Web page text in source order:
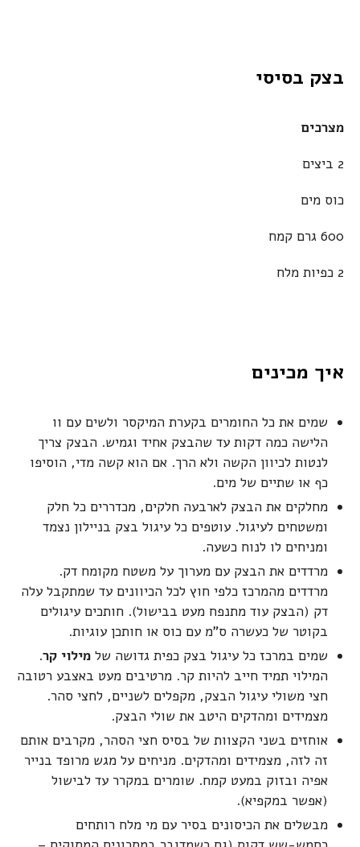
בצק בסיסי
מצרכים
2 ביצים
כוס מים
600 גרם קמח
2 כפיות מלח
איך מכינים
שמים את כל החומרים בקערת המיקסר ולשים עם וו
הלישה כמה דקות עד שהבצק אחיד וגמיש. הבצק צריך
לנטות לכיוון הקשה ולא הרך. אם הוא קשה מדי, הוסיפו
כף או שתיים של מים.
מחלקים את הבצק לארבעה חלקים, מכדררים כל חלק
ומשטחים לעיגול. עוטפים כל עיגול בצק בניילון נצמד
ומניחים לו לנוח כשעה.
מרדדים את הבצק עם מערוך על משטח מקומח דק.
מרדדים מהמרכז כלפי חוץ לכל הכיוונים עד שמתקבל עלה
דק (הבצק עוד מתנפח מעט בבישול). חותכים עיגולים
בקוטר של כעשרה ס"מ עם כוס או חותכן עוגיות.
שמים במרכז כל עיגול בצק כפית גדושה של מילוי קר.
המילוי תמיד חייב להיות קר. מרטיבים מעט באצבע רטובה
חצי משולי עיגול הבצק, מקפלים לשניים, לחצי סהר.
מצמידים ומהדקים היטב את שולי הבצק.
אוחזים בשני הקצוות של בסיס חצי הסהר, מקרבים אותם
זה לזה, מצמידים ומהדקים. מניחים על מגש מרופד בנייר
אפיה ובזוק במעט קמח. שומרים במקרר עד לבישול
(אפשר במקפיא).
מבשלים את הכיסונים בסיר עם מי מלח רותחים